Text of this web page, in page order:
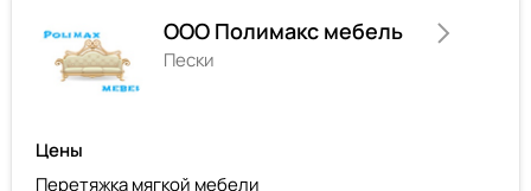
ООО Полимакс мебель
Пески
Цены
Перетяжка мягкой мебели